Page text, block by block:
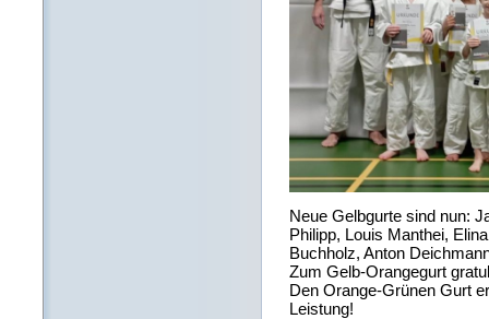
Neue Gelbgurte sind nun:
Philipp, Louis Manthei,
Buchholz, Anton
Zum Gelb-Orangegurt
Den Orange-Grünen Gurt
Leistung!